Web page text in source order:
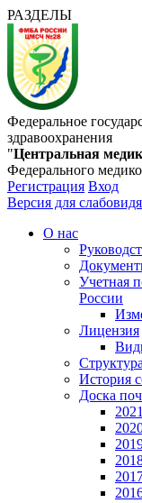
РАЗДЕЛЫ
Федеральное
здравоохранения
"Центральная
Федерального
Регистрация Вход
Версия для
О нас
Учетная
России
Лицензия
История
Доска